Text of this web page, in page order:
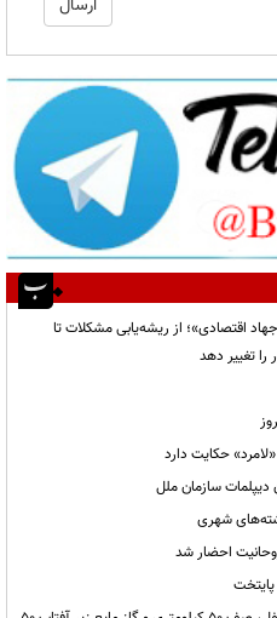
با محور «جهاد اقتصادی»؛ از ریشه‌یابی مشکلات تا
را تغییر دهد
حکایت دارد
سازمان ملل
شهری
احضار شد
پایتخت